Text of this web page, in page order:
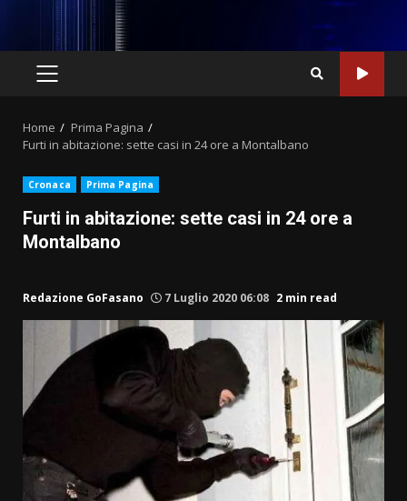
PRIMARY
Home
Prima Pagina
Furti in abitazione: sette casi in 24 ore a Montalbano
Cronaca Prima Pagina
Furti in abitazione: sette casi in 24 ore a
Montalbano
Redazione GoFasano 7 Luglio 2020 06:08 2 min read